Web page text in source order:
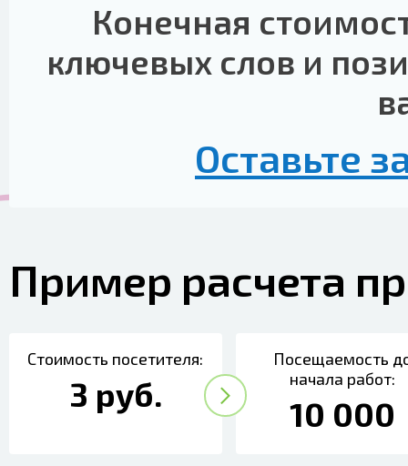
Конечная
ключевых слов и
Оставьте
Пример расчета
Стоимость посетителя:
3 руб.
Посещаемость
начала работ:
10 000